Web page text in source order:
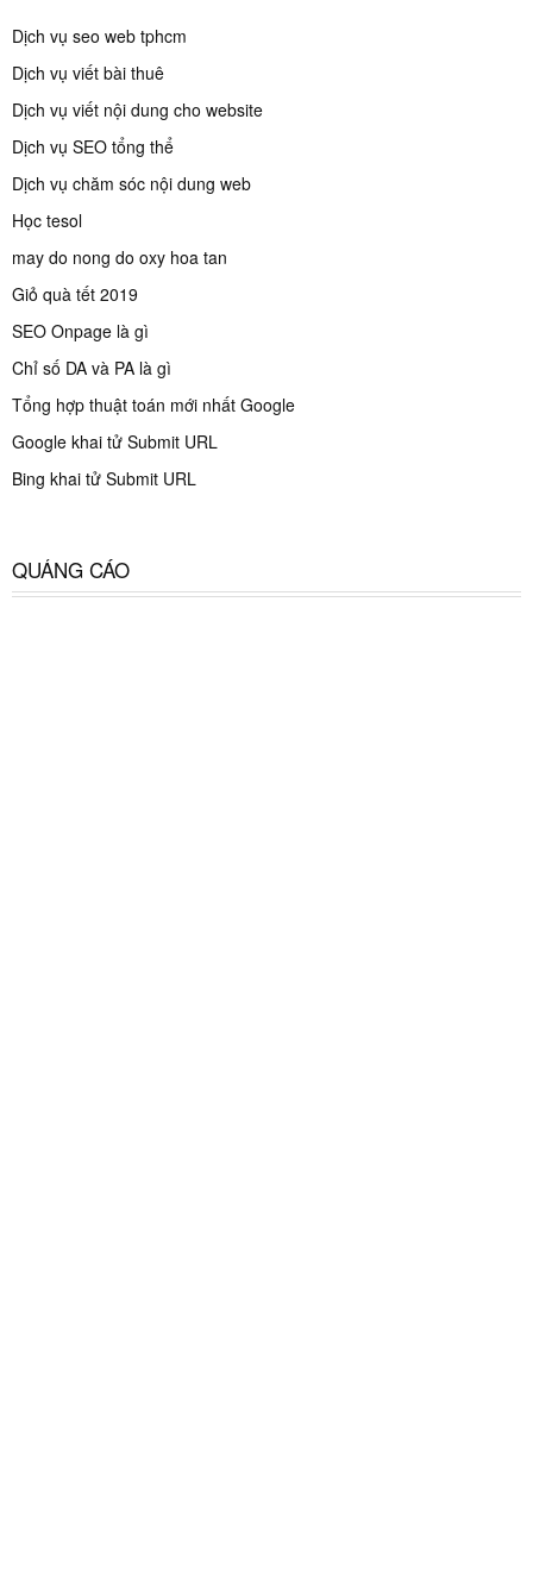
Dịch vụ seo web tphcm
Dịch vụ viết bài thuê
Dịch vụ viết nội dung cho website
Dịch vụ SEO tổng thể
Dịch vụ chăm sóc nội dung web
Học tesol
may do nong do oxy hoa tan
Giỏ quà tết 2019
SEO Onpage là gì
Chỉ số DA và PA là gì
Tổng hợp thuật toán mới nhất Google
Google khai tử Submit URL
Bing khai tử Submit URL
QUẢNG CÁO